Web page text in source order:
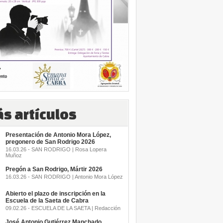
artículos
Presentación de Antonio Mora López,
pregonero de San Rodrigo 2026
16.03.26 - SAN RODRIGO | Rosa Lopera
Muñoz
Pregón a San Rodrigo, Mártir 2026
16.03.26 - SAN RODRIGO | Antonio Mora López
Abierto el plazo de inscripción en la
Escuela de la Saeta de Cabra
09.02.26 - ESCUELA DE LA SAETA | Redacción